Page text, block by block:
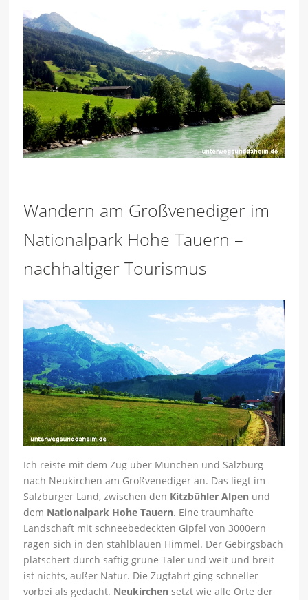
Wandern am Großvenediger im
Nationalpark Hohe Tauern –
nachhaltiger Tourismus
Ich reiste mit dem Zug über München und Salzburg
nach Neukirchen am Großvenediger an. Das liegt im
Salzburger Land, zwischen den Kitzbühler Alpen und
dem Nationalpark Hohe Tauern. Eine traumhafte
Landschaft mit schneebedeckten Gipfel von 3000ern
ragen sich in den stahlblauen Himmel. Der Gebirgsbach
plätschert durch saftig grüne Täler und weit und breit
ist nichts, außer Natur. Die Zugfahrt ging schneller
vorbei als gedacht. Neukirchen setzt wie alle Orte der